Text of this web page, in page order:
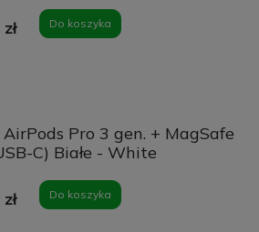
Do koszyka
Pro 3 gen. + MagSafe
C) Białe - White
Do koszyka